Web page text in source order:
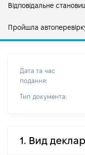
Відповідальне
Пройшла
Дата та час
подання:
Тип документа:
1. Вид